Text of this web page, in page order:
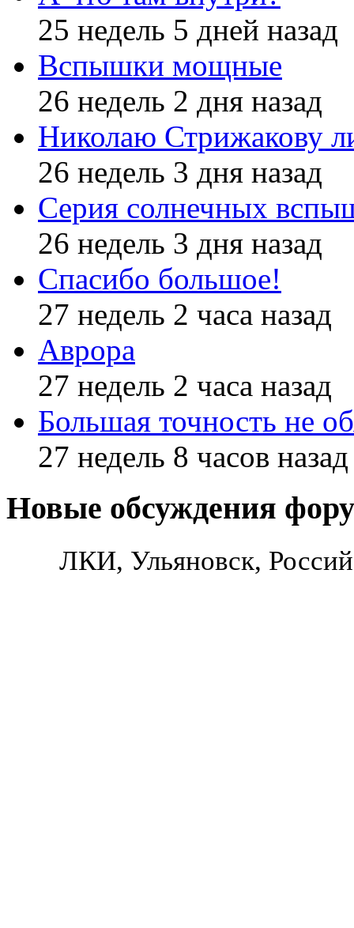
25 недель 5 дней назад
Вспышки мощные
26 недель 2 дня назад
Николаю Стрижакову
26 недель 3 дня назад
Серия солнечных
26 недель 3 дня назад
Спасибо большое!
27 недель 2 часа назад
Аврора
27 недель 2 часа назад
Большая точность не
27 недель 8 часов назад
Новые обсуждения
ЛКИ, Ульяновск,